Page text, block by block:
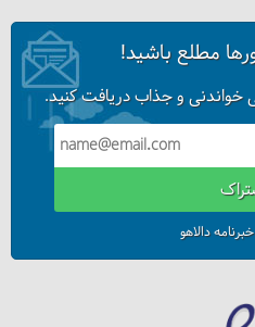
مطلع باشید!
خواندنی و جذاب دریافت کنید.
دالاهو